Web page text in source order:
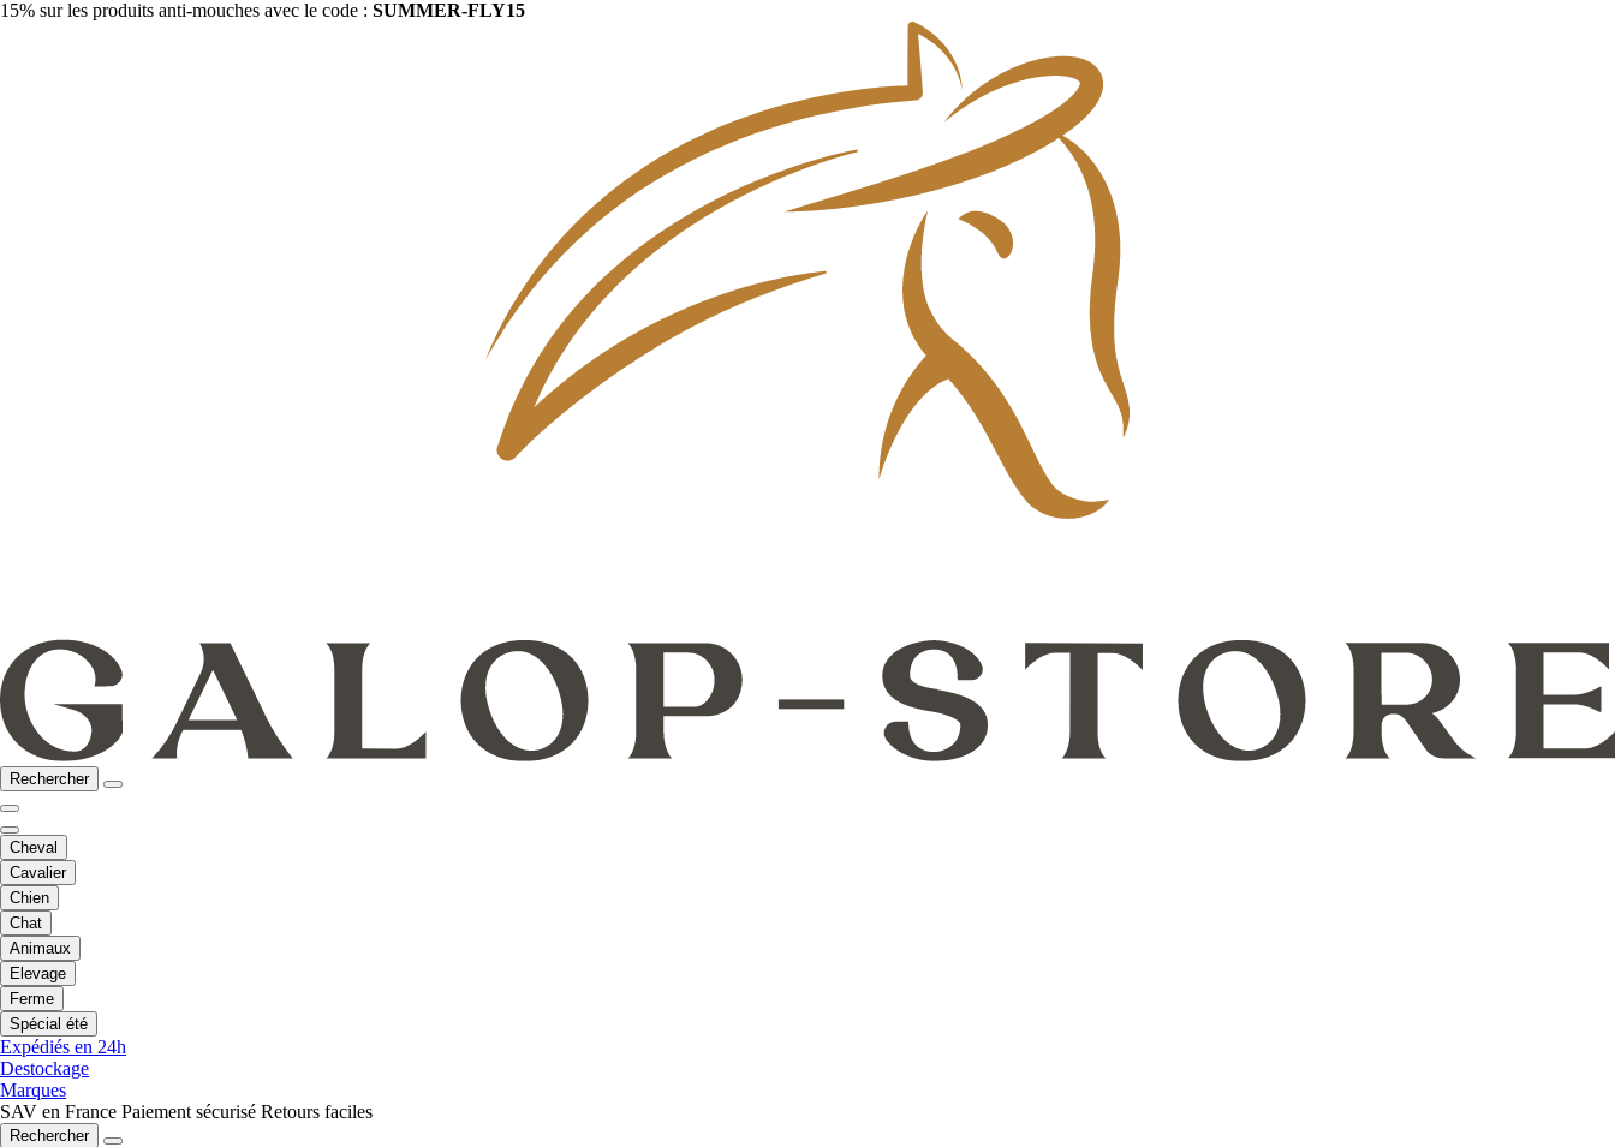
15% sur les produits anti-mouches avec le code : SUMMER-FLY15
Rechercher
Cheval
Cavalier
Chien
Chat
Animaux
Elevage
Ferme
Spécial été
Expédiés en 24h
Destockage
Marques
SAV en France Paiement sécurisé Retours faciles
Rechercher